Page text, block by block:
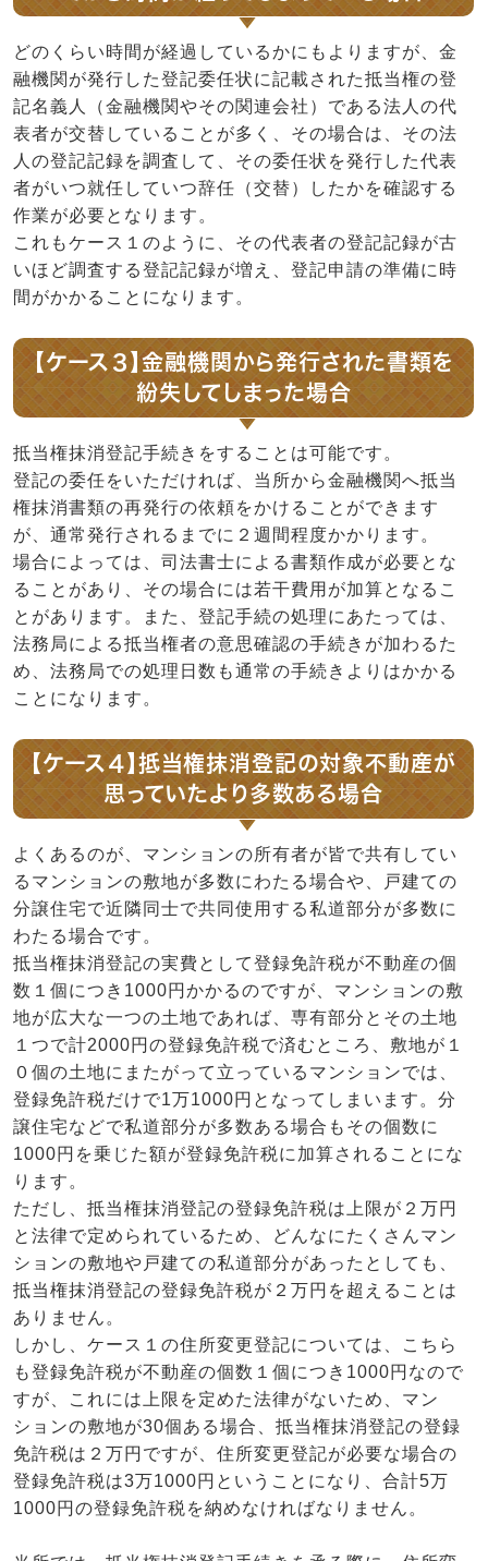
どのくらい時間が経過しているかにもよりますが、金
融機関が発行した登記委任状に記載された抵当権の登
記名義人（金融機関やその関連会社）である法人の代
表者が交替していることが多く、その場合は、その法
人の登記記録を調査して、その委任状を発行した代表
者がいつ就任していつ辞任（交替）したかを確認する
作業が必要となります。
これもケース１のように、その代表者の登記記録が古
いほど調査する登記記録が増え、登記申請の準備に時
間がかかることになります。
【ケース３】金融機関から発行された書類を
紛失してしまった場合
抵当権抹消登記手続きをすることは可能です。
登記の委任をいただければ、当所から金融機関へ抵当
権抹消書類の再発行の依頼をかけることができます
が、通常発行されるまでに２週間程度かかります。
場合によっては、司法書士による書類作成が必要とな
ることがあり、その場合には若干費用が加算となるこ
とがあります。また、登記手続の処理にあたっては、
法務局による抵当権者の意思確認の手続きが加わるた
め、法務局での処理日数も通常の手続きよりはかかる
ことになります。
【ケース４】抵当権抹消登記の対象不動産が
思っていたより多数ある場合
よくあるのが、マンションの所有者が皆で共有してい
るマンションの敷地が多数にわたる場合や、戸建ての
分譲住宅で近隣同士で共同使用する私道部分が多数に
わたる場合です。
抵当権抹消登記の実費として登録免許税が不動産の個
数１個につき1000円かかるのですが、マンションの敷
地が広大な一つの土地であれば、専有部分とその土地
１つで計2000円の登録免許税で済むところ、敷地が１
０個の土地にまたがって立っているマンションでは、
登録免許税だけで1万1000円となってしまいます。分
譲住宅などで私道部分が多数ある場合もその個数に
1000円を乗じた額が登録免許税に加算されることにな
ります。
ただし、抵当権抹消登記の登録免許税は上限が２万円
と法律で定められているため、どんなにたくさんマン
ションの敷地や戸建ての私道部分があったとしても、
抵当権抹消登記の登録免許税が２万円を超えることは
ありません。
しかし、ケース１の住所変更登記については、こちら
も登録免許税が不動産の個数１個につき1000円なので
すが、これには上限を定めた法律がないため、マン
ションの敷地が30個ある場合、抵当権抹消登記の登録
免許税は２万円ですが、住所変更登記が必要な場合の
登録免許税は3万1000円ということになり、合計5万
1000円の登録免許税を納めなければなりません。